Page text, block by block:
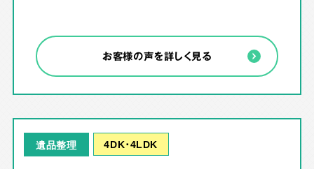
お客様の声を詳しく見る
遺品整理 4DK･4LDK